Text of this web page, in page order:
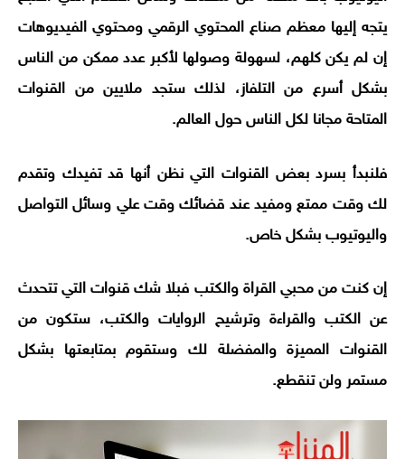
يتجه إليها معظم صناع المحتوي الرقمي ومحتوي الفيديوهات
إن لم يكن كلهم، لسهولة وصولها لأكبر عدد ممكن من الناس
بشكل أسرع من التلفاز، لذلك ستجد ملايين من القنوات
المتاحة مجانا لكل الناس حول العالم.
فلنبدأ بسرد بعض القنوات التي نظن أنها قد تفيدك وتقدم
لك وقت ممتع ومفيد عند قضائك وقت علي وسائل التواصل
واليوتيوب بشكل خاص.
إن كنت من محبي القراة والكتب فبلا شك قنوات التي تتحدث
عن الكتب والقراءة وترشيح الروايات والكتب، ستكون من
القنوات المميزة والمفضلة لك وستقوم بمتابعتها بشكل
مستمر ولن تنقطع.